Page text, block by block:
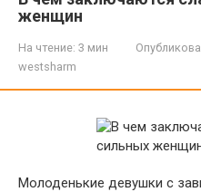
женщин
На чтение: 3 мин
westsharm
Молоденькие девушки с